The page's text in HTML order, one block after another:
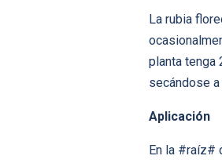
La rubia
planta tenga
secándose
Aplicación
En la #raíz#